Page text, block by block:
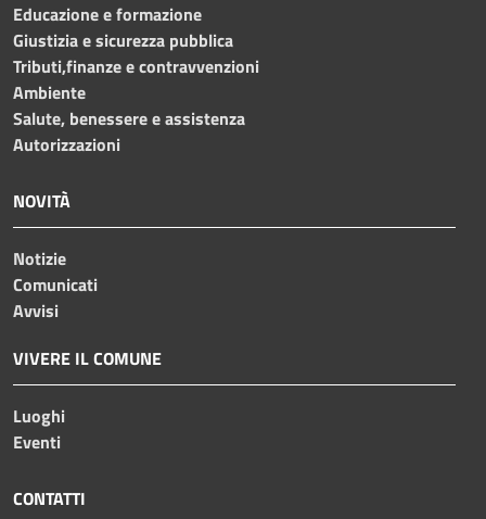
Educazione e formazione
Giustizia e sicurezza pubblica
Tributi,finanze e contravvenzioni
Ambiente
Salute, benessere e assistenza
Autorizzazioni
NOVITÀ
Notizie
Comunicati
Avvisi
VIVERE IL COMUNE
Luoghi
Eventi
CONTATTI